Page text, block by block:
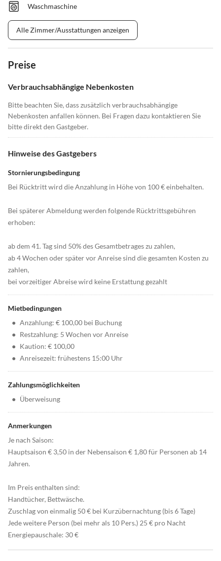
Waschmaschine
Alle Zimmer/Ausstattungen anzeigen
Preise
Verbrauchsabhängige Nebenkosten
Bitte beachten Sie, dass zusätzlich verbrauchsabhängige
Nebenkosten anfallen können. Bei Fragen dazu kontaktieren Sie
bitte direkt den Gastgeber.
Hinweise des Gastgebers
Stornierungsbedingung
Bei Rücktritt wird die Anzahlung in Höhe von 100 € einbehalten.
Bei späterer Abmeldung werden folgende Rücktrittsgebühren
erhoben:
ab dem 41. Tag sind 50% des Gesamtbetrages zu zahlen,
ab 4 Wochen oder später vor Anreise sind die gesamten Kosten zu
zahlen,
bei vorzeitiger Abreise wird keine Erstattung gezahlt
Mietbedingungen
• Anzahlung: € 100,00 bei Buchung
• Restzahlung: 5 Wochen vor Anreise
• Kaution: € 100,00
• Anreisezeit: frühestens 15:00 Uhr
Zahlungsmöglichkeiten
• Überweisung
Anmerkungen
Je nach Saison:
Hauptsaison € 3,50 in der Nebensaison € 1,80 für Personen ab 14
Jahren.
Im Preis enthalten sind:
Handtücher, Bettwäsche.
Zuschlag von einmalig 50 € bei Kurzübernachtung (bis 6 Tage)
Jede weitere Person (bei mehr als 10 Pers.) 25 € pro Nacht
Energiepauschale: 30 €